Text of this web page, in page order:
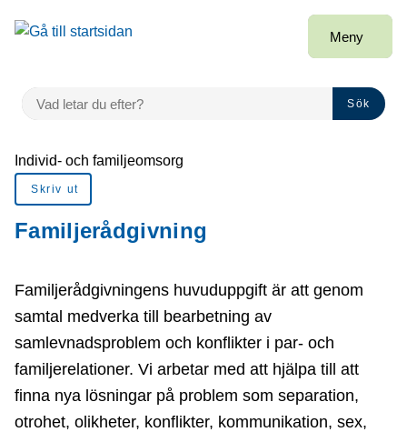
Gå till innehåll
till sidomeny
Meny
VAD LETAR DU EFTER?
Sök
Du är här:
Individ- och familjeomsorg
Skriv ut
Familjerådgivning
Familjerådgivningens huvuduppgift är att genom
samtal medverka till bearbetning av
samlevnadsproblem och konflikter i par- och
familjerelationer. Vi arbetar med att hjälpa till att
finna nya lösningar på problem som separation,
otrohet, olikheter, konflikter, kommunikation, sex,